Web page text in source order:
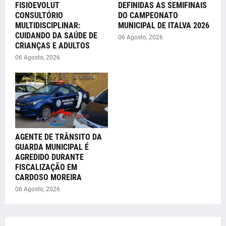
FISIOEVOLUT
CONSULTÓRIO
MULTIDISCIPLINAR:
CUIDANDO DA SAÚDE DE
CRIANÇAS E ADULTOS
06 Agosto, 2026
DEFINIDAS AS SEMIFINAIS
DO CAMPEONATO
MUNICIPAL DE ITALVA 2026
06 Agosto, 2026
AGENTE DE TRÂNSITO DA
GUARDA MUNICIPAL É
AGREDIDO DURANTE
FISCALIZAÇÃO EM
CARDOSO MOREIRA
06 Agosto, 2026